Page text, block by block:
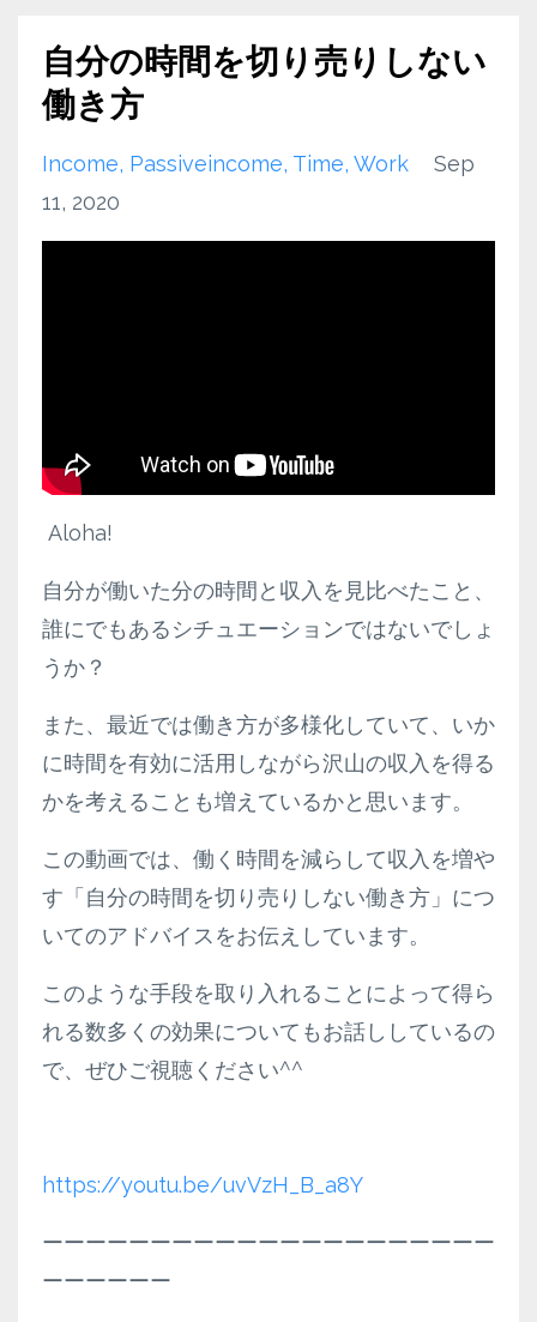
自分の時間を切り売りしない
働き方
Income Passiveincome Time Work
Sep
11, 2020
Aloha!
自分が働いた分の時間と収入を見比べたこと、
誰にでもあるシチュエーションではないでしょ
うか？
また、最近では働き方が多様化していて、いか
に時間を有効に活用しながら沢山の収入を得る
かを考えることも増えているかと思います。
この動画では、働く時間を減らして収入を増や
す「自分の時間を切り売りしない働き方」につ
いてのアドバイスをお伝えしています。
このような手段を取り入れることによって得ら
れる数多くの効果についてもお話ししているの
で、ぜひご視聴ください^^
https://youtu.be/uvVzH_B_a8Y
ーーーーーーーーーーーーーーーーーーーーー
ーーーーーー